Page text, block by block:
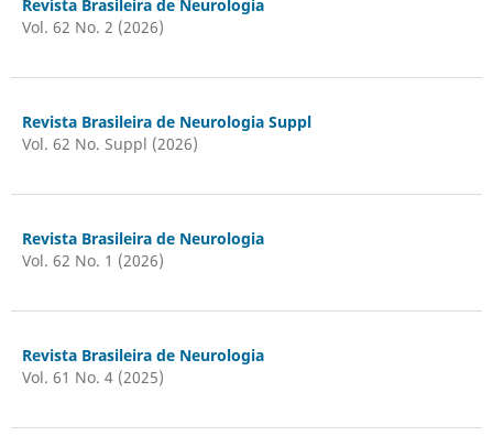
Revista Brasileira de Neurologia
Vol. 62 No. 2 (2026)
Revista Brasileira de Neurologia Suppl
Vol. 62 No. Suppl (2026)
Revista Brasileira de Neurologia
Vol. 62 No. 1 (2026)
Revista Brasileira de Neurologia
Vol. 61 No. 4 (2025)